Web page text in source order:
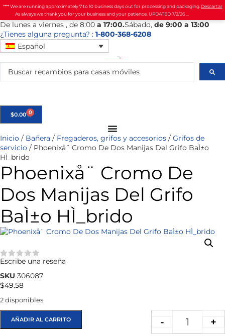
**** We are running approximately 7 to 10 business days out for processing and packaging.
As always we thank you for your business and your patience. UPDATED 7/2/26 ...
Descartar
De lunes a viernes , de 8:00 a 17:00.Sábado, de 9:00 a 13:00
¿Tienes alguna pregunta? : 1-800-368-6208
Español
$0.00 0
Inicio / Bañera / Fregaderos, grifos y accesorios / Grifos de
servicio / Phoenixå¨ Cromo De Dos Manijas Del Grifo BaÌ±o
HÌ_brido
Phoenixå¨ Cromo De
Dos Manijas Del Grifo
BaÌ±o HÌ_brido
★★★★★
Escribe una reseña
SKU 306087
$49.58
2 disponibles
- +
AÑADIR AL CARRITO